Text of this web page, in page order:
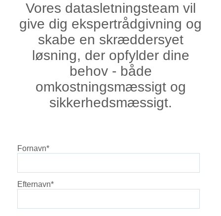
Vores datasletningsteam vil
give dig ekspertrådgivning og
skabe en skræddersyet
løsning, der opfylder dine
behov - både
omkostningsmæssigt og
sikkerhedsmæssigt.
Fornavn*
Efternavn*